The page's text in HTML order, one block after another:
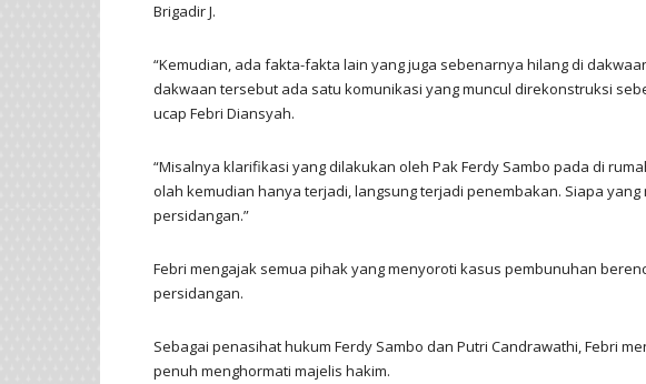
Brigadir J.
“Kemudian, ada fakta-fakta lain yang juga sebenarnya hilang di
dakwaan tersebut ada satu komunikasi yang muncul direkonstruksi
ucap Febri Diansyah.
“Misalnya klarifikasi yang dilakukan oleh Pak Ferdy Sambo pada di
olah kemudian hanya terjadi, langsung terjadi penembakan. Siapa
persidangan.”
Febri mengajak semua pihak yang menyoroti kasus pembunuhan
persidangan.
Sebagai penasihat hukum Ferdy Sambo dan Putri Candrawathi, Febri
penuh menghormati majelis hakim.